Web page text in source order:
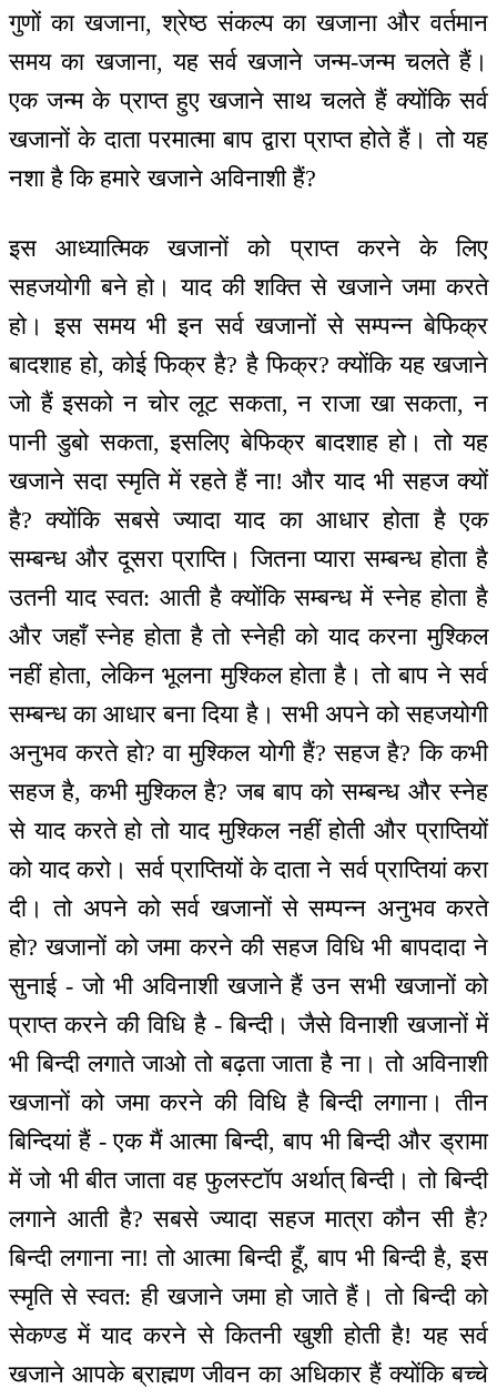
गुणों का खजाना, श्रेष्ठ संकल्प का खजाना और वर्तमान
समय का खजाना, यह सर्व खजाने जन्म-जन्म चलते हैं।
एक जन्म के प्राप्त हुए खजाने साथ चलते हैं क्योंकि सर्व
खजानों के दाता परमात्मा बाप द्वारा प्राप्त होते हैं। तो यह
नशा है कि हमारे खजाने अविनाशी हैं?
इस आध्यात्मिक खजानों को प्राप्त करने के लिए
सहजयोगी बने हो। याद की शक्ति से खजाने जमा करते
हो। इस समय भी इन सर्व खजानों से सम्पन्न बेफिक्र
बादशाह हो, कोई फिक्र है? है फिक्र? क्योंकि यह खजाने
जो हैं इसको न चोर लूट सकता, न राजा खा सकता, न
पानी डुबो सकता, इसलिए बेफिक्र बादशाह हो। तो यह
खजाने सदा स्मृति में रहते हैं ना! और याद भी सहज क्यों
है? क्योंकि सबसे ज्यादा याद का आधार होता है एक
सम्बन्ध और दूसरा प्राप्ति। जितना प्यारा सम्बन्ध होता है
उतनी याद स्वत: आती है क्योंकि सम्बन्ध में स्नेह होता है
और जहाँ स्नेह होता है तो स्नेही को याद करना मुश्किल
नहीं होता, लेकिन भूलना मुश्किल होता है। तो बाप ने सर्व
सम्बन्ध का आधार बना दिया है। सभी अपने को सहजयोगी
अनुभव करते हो? वा मुश्किल योगी हैं? सहज है? कि कभी
सहज है, कभी मुश्किल है? जब बाप को सम्बन्ध और स्नेह
से याद करते हो तो याद मुश्किल नहीं होती और प्राप्तियों
को याद करो। सर्व प्राप्तियों के दाता ने सर्व प्राप्तियां करा
दी। तो अपने को सर्व खजानों से सम्पन्न अनुभव करते
हो? खजानों को जमा करने की सहज विधि भी बापदादा ने
सुनाई - जो भी अविनाशी खजाने हैं उन सभी खजानों को
प्राप्त करने की विधि है - बिन्दी। जैसे विनाशी खजानों में
भी बिन्दी लगाते जाओ तो बढ़ता जाता है ना। तो अविनाशी
खजानों को जमा करने की विधि है बिन्दी लगाना। तीन
बिन्दियां हैं - एक मैं आत्मा बिन्दी, बाप भी बिन्दी और ड्रामा
में जो भी बीत जाता वह फुलस्टॉप अर्थात् बिन्दी। तो बिन्दी
लगाने आती है? सबसे ज्यादा सहज मात्रा कौन सी है?
बिन्दी लगाना ना! तो आत्मा बिन्दी हूँ, बाप भी बिन्दी है, इस
स्मृति से स्वत: ही खजाने जमा हो जाते हैं। तो बिन्दी को
सेकण्ड में याद करने से कितनी खुशी होती है! यह सर्व
खजाने आपके ब्राह्मण जीवन का अधिकार हैं क्योंकि बच्चे